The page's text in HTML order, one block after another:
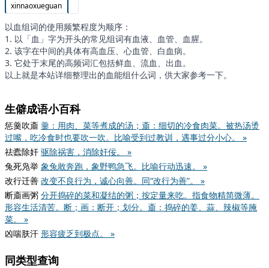
xinnaoxueguan
以血组词的使用频繁程度为顺序：
1. 以「血」字为开头的常见组词有血液、血管、血腥。
2. 该字在中间的具体有高血压、心血管、白血病。
3. 它处于末尾的高频词汇包括鲜血、流血、出血。
以上就是本站详细整理出的血能组什么词，供大家参考一下。
生僻成语小百科
惩羹吹齑 羹：用肉、菜等煮成的汤；齑：细切的冷食肉菜。被热汤烫
过嘴，吃冷食时也要吹一吹。比喻受到过教训，遇事过分小心。 »
祛蠹除奸 驱除祸害，消除奸佞。 »
兔死凫举 象兔敢奔跑，象野鸭急飞。比喻行动迅速。 »
改行迁善 改变不良行为，诚心向善。同“改行为善”。 »
断齑画粥 分开捣碎的菜和凝结的粥；按定量来吃。指食物精简微薄。
形容生活清苦。断；画：断开；划分。齑：捣碎的姜、蒜、辣椒等腌
菜。 »
凶喘肤汗 形容疲乏到极点。 »
同类型查询